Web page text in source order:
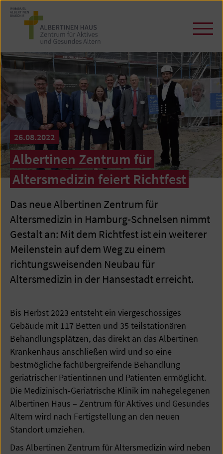
Zum
Seiteninhalt
springen
/
26.08.2022
Albertinen Zentrum für
Altersmedizin feiert Richtfest
Das neue Albertinen Zentrum für
Altersmedizin in Hamburg-Schnelsen nimmt
Gestalt an: Mit dem Richtfest ist ein weiterer
Meilenstein auf dem Weg zu einem
richtungsweisenden Neubau für
Altersmedizin in der Hansestadt erreicht.
Bis Herbst 2023 entsteht ein viergeschossiges
Gebäude mit 117 Betten und 35 teilstationären
Behandlungsplätzen, das direkt an das Albertinen
Krankenhaus anschließen wird und so eine
bestmögliche fachübergreifende Behandlung
geriatrischer Patientinnen und Patienten ermöglicht.
Die Medizinisch-Geriatrische Klinik im nahegelegenen
Albertinen Haus – Zentrum für Aktives und Gesundes
Altern wird nach Fertigstellung an den neuen
Standort umziehen.
Das Albertinen Zentrum für Altersmedizin wird neben